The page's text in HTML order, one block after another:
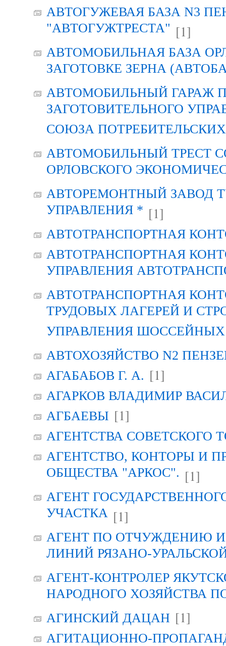
АВТОГУЖЕВАЯ БАЗА N3
"АВТОГУЖТРЕСТА" [1]
АВТОМОБИЛЬНАЯ БАЗА
ЗАГОТОВКЕ ЗЕРНА
АВТОМОБИЛЬНЫЙ ГАРАЖ
ЗАГОТОВИТЕЛЬНОГО
СОЮЗА
АВТОМОБИЛЬНЫЙ ТРЕСТ
ОРЛОВСКОГО
АВТОРЕМОНТНЫЙ ЗАВОД
УПРАВЛЕНИЯ * [1]
АВТОТРАНСПОРТНАЯ
АВТОТРАНСПОРТНАЯ
УПРАВЛЕНИЯ
АВТОТРАНСПОРТНАЯ
ТРУДОВЫХ ЛАГЕРЕЙ И
УПРАВЛЕНИЯ
АВТОХОЗЯЙСТВО N2
АГАБАБОВ Г. А. [1]
АГАРКОВ ВЛАДИМИР
АГБАЕВЫ [1]
АГЕНТСТВА СОВЕТСКОГО
АГЕНТСТВО, КОНТОРЫ И
ОБЩЕСТВА "АРКОС". [1]
АГЕНТ
УЧАСТКА [1]
АГЕНТ ПО ОТЧУЖДЕНИЮ
ЛИНИЙ РЯЗАНО-
АГЕНТ-КОНТРОЛЕР
НАРОДНОГО ХОЗЯЙСТВА
АГИНСКИЙ ДАЦАН [1]
АГИТАЦИОННО-